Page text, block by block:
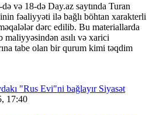
və 18-də Day.az saytında Turan
fəaliyyəti ilə bağlı böhtan xarakterli
dərc edilib. Bu materiallarda
asılı və xarici
tabe olan bir qurum kimi təqdim
Siyasət
17:40